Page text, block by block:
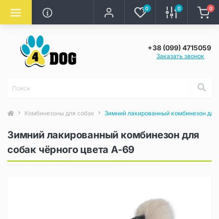
0 0 0
+38 (099) 4715059
Заказать звонок
Комбинезоны для собак Зимний лакированный комбинезон для
Зимний лакированный комбинезон для
собак чёрного цвета A-69